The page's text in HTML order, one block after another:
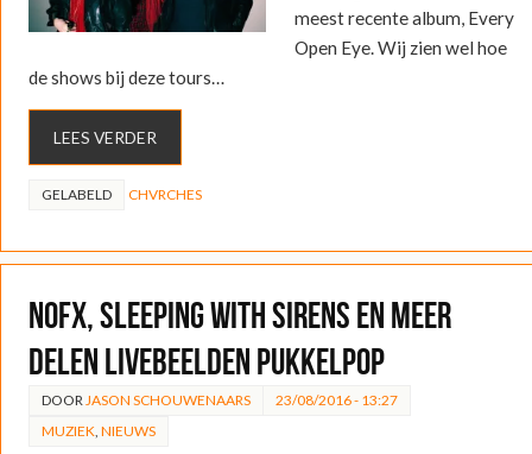
meest recente album, Every
Open Eye. Wij zien wel hoe
de shows bij deze tours…
LEES VERDER
GELABELD CHVRCHES
NOFX, Sleeping with Sirens en meer
delen livebeelden Pukkelpop
DOOR JASON SCHOUWENAARS
23/08/2016 - 13:27
MUZIEK NIEUWS